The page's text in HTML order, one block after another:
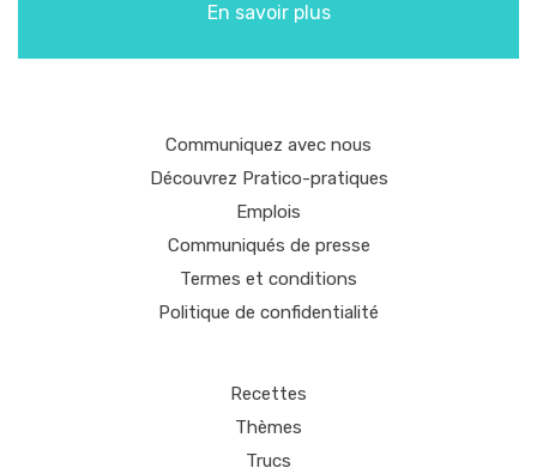
En savoir plus
Communiquez avec nous
Découvrez Pratico-pratiques
Emplois
Communiqués de presse
Termes et conditions
Politique de confidentialité
Recettes
Thèmes
Trucs